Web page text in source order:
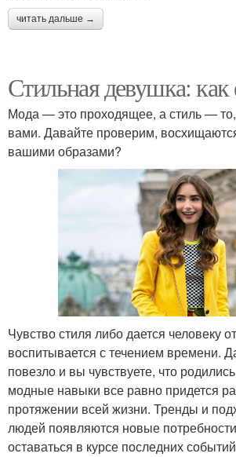
читать дальше →
Стильная девушка: как
Мода — это проходящее, а стиль — то,
вами. Давайте проверим,
вашими образами?
Чувство стиля либо дается человеку
воспитывается с течением времени.
повезло и вы чувствуете, что
модные навыки все равно придется
протяжении всей жизни. Тренды и
людей появляются новые
оставаться в курсе последних